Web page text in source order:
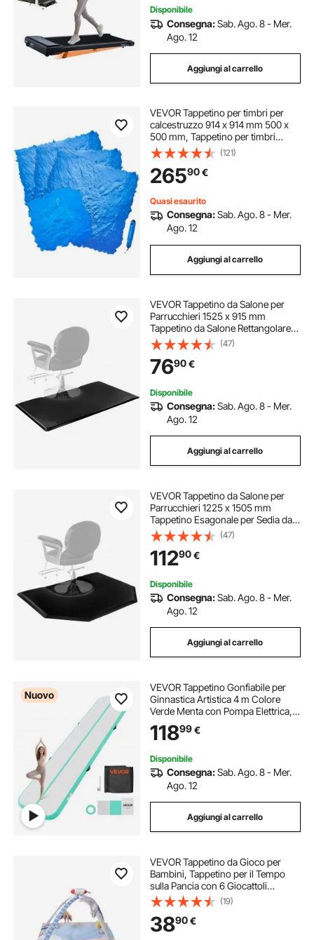
Disponibile
Consegna:Sab. Ago. 8 - Mer.
Ago. 12
Aggiungi al carrello
VEVOR Tappetino per timbri per
calcestruzzo 914 x 914 mm 500 x
500 mm, Tappetino per timbri
struttura in poliuretano per
calcestruzzo, Stampo per pavimenti
in ardesia, Stampo per decorazioni
esterne
(121)
26590€
Quasi esaurito
Consegna:Sab. Ago. 8 - Mer.
Ago. 12
Aggiungi al carrello
VEVOR Tappetino da Salone per
Parrucchieri 1525 x 915 mm
Tappetino da Salone Rettangolare,
23 mm di Spessore, con Taglio
Rotondo, Bordi Smussati Anti-
Inciampo e Fondo Antiscivolo, Nero
Opaco
(47)
7690€
Disponibile
Consegna:Sab. Ago. 8 - Mer.
Ago. 12
Aggiungi al carrello
VEVOR Tappetino da Salone per
Parrucchieri 1225 x 1505 mm
Tappetino Esagonale per Sedia da
Salone, 25 mm di Spessore, con
Taglio Rotondo, Facile da Pulire e
Bordi Smussati Anti-Inciampo,
Nero Opaco
(47)
11290€
Disponibile
Consegna:Sab. Ago. 8 - Mer.
Ago. 12
Aggiungi al carrello
Nuovo
VEVOR Tappetino Gonfiabile per
Ginnastica Artistica 4 m Colore
Verde Menta con Pompa Elettrica,
Spessore 10 cm, Carico max
200kg, per Palestra Spiaggia Parco,
Acrobazie
11899€
Disponibile
Consegna:Sab. Ago. 8 - Mer.
Ago. 12
Aggiungi al carrello
VEVOR Tappetino da Gioco per
Bambini, Tappetino per il Tempo
sulla Pancia con 6 Giocattoli
Sensoriali, 890 x 890 mm,
Tappetino Pieghevoli Regalo con
Giocattolo Razzo Musicale
Luminoso
(19)
3890€